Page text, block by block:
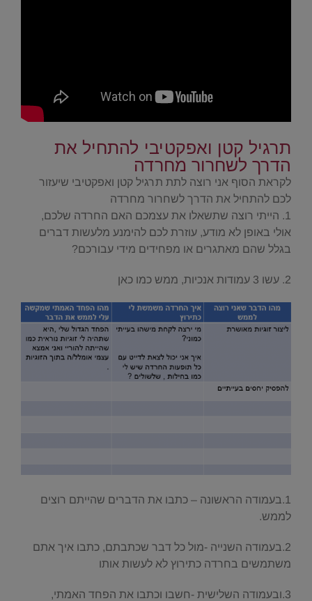
תרגיל קטן ואפקטיבי להתחיל את
הדרך לשחרור מחרדה
לקראת הסוף אני רוצה לתת תרגיל קטן ואפקטיבי שיעזור
לכם להתחיל את הדרך לשחרור מחרדה
1. הייתי רוצה שתשאלו את עצמכם האם החרדה שלכם,
אולי באופן לא מודע, עוזרת לכם להימנע מלעשות דברים
בגלל שהם מאתגרים או מפחידים מידי עבורכם?
2. עשו 3 עמודות אנכיות, ממש כמו כאן
1.בעמודה הראשונה – כתבו את הדברים שהייתם רוצים
לממש.
2.בעמודה השנייה -מול כל דבר שכתבתם, כתבו איך אתם
משתמשים בחרדה כתירוץ לא לעשות אותו
3.ובעמודה השלישית -חשבו וכתבו את הפחד האמתי,